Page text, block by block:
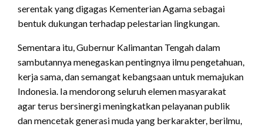
serentak yang digagas Kementerian Agama sebagai
bentuk dukungan terhadap pelestarian lingkungan.
Sementara itu, Gubernur Kalimantan Tengah dalam
sambutannya menegaskan pentingnya ilmu pengetahuan,
kerja sama, dan semangat kebangsaan untuk memajukan
Indonesia. Ia mendorong seluruh elemen masyarakat
agar terus bersinergi meningkatkan pelayanan publik
dan mencetak generasi muda yang berkarakter, berilmu,